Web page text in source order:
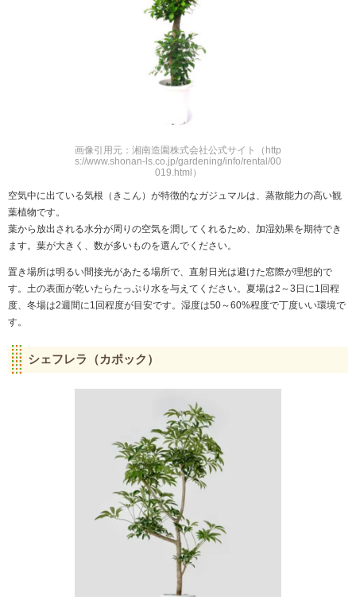
画像引用元：湘南造園株式会社公式サイト（http
s://www.shonan-ls.co.jp/gardening/info/rental/00
019.html）
空気中に出ている気根（きこん）が特徴的なガジュマルは、蒸散能力の高い観
葉植物です。
葉から放出される水分が周りの空気を潤してくれるため、加湿効果を期待でき
ます。葉が大きく、数が多いものを選んでください。
置き場所は明るい間接光があたる場所で、直射日光は避けた窓際が理想的で
す。土の表面が乾いたらたっぷり水を与えてください。夏場は2～3日に1回程
度、冬場は2週間に1回程度が目安です。湿度は50～60%程度で丁度いい環境で
す。
シェフレラ（カポック）